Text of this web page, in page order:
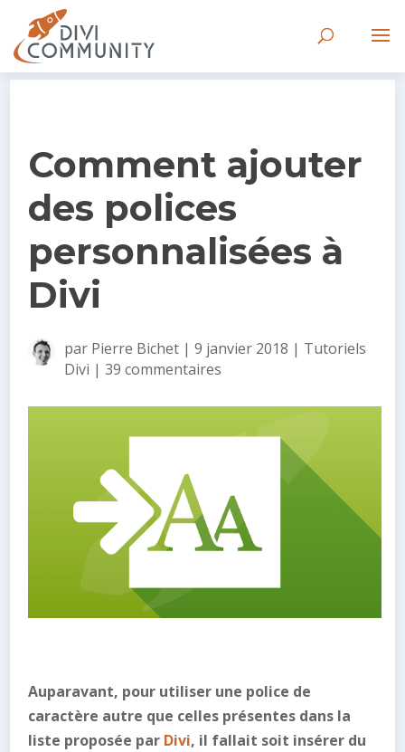
Comment ajouter
des polices
personnalisées à
Divi
par Pierre Bichet |9 janvier 2018 | Tutoriels
Divi |39 commentaires
Auparavant, pour utiliser une police de
caractère autre que celles présentes dans la
liste proposée par Divi, il fallait soit insérer du